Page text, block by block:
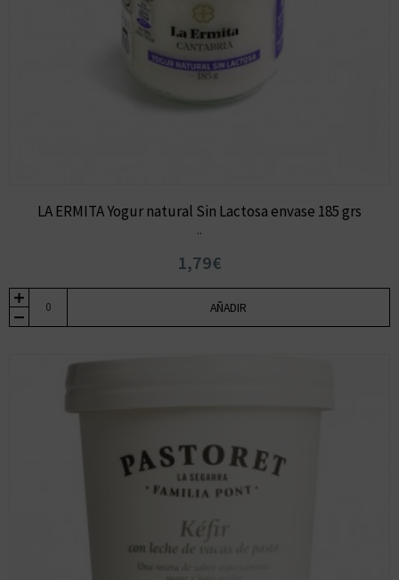
LA ERMITA Yogur natural Sin Lactosa envase 185 grs
..
1,79€
AÑADIR